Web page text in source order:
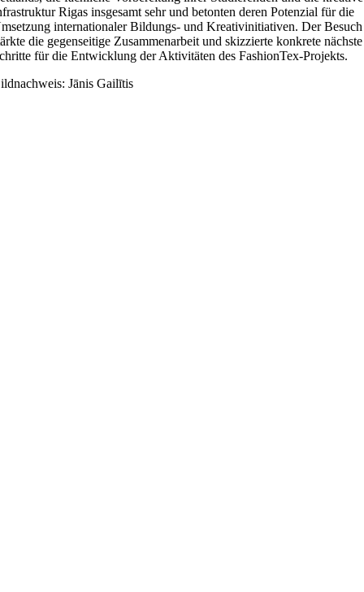
Rigas insgesamt sehr und betonten deren Potenzial für die
internationaler Bildungs- und Kreativinitiativen. Der Besuch
die gegenseitige Zusammenarbeit und skizzierte konkrete nächste
für die Entwicklung der Aktivitäten des FashionTex-Projekts.
Jānis Gailītis